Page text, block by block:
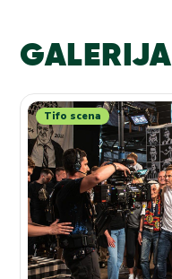
GALERIJA
Tifo scena